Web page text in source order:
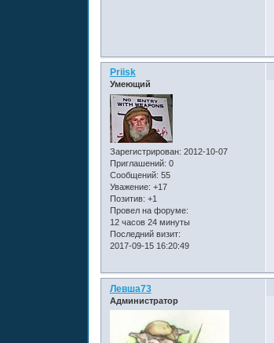
Priisk
Умеющий
Зарегистрирован: 2012-10-07
Приглашений: 0
Сообщений: 55
Уважение: +17
Позитив: +1
Провел на форуме:
12 часов 24 минуты
Последний визит:
2017-09-15 16:20:49
Левша73
Администратор